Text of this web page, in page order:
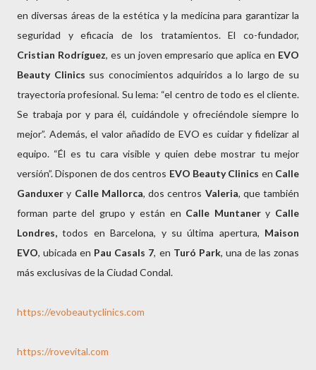
en diversas áreas de la estética y la medicina para garantizar la
seguridad y eficacia de los tratamientos. El co-fundador,
Cristian Rodríguez, es un joven empresario que aplica en EVO
Beauty Clinics sus conocimientos adquiridos a lo largo de su
trayectoria profesional. Su lema: “el centro de todo es el cliente.
Se trabaja por y para él, cuidándole y ofreciéndole siempre lo
mejor”. Además, el valor añadido de EVO es cuidar y fidelizar al
equipo. “Él es tu cara visible y quien debe mostrar tu mejor
versión”. Disponen de dos centros EVO Beauty Clinics en Calle
Ganduxer y Calle Mallorca, dos centros Valeria, que también
forman parte del grupo y están en Calle Muntanery Calle
Londres, todos en Barcelona, y su última apertura, Maison
EVO, ubicada en Pau Casals 7, en Turó Park, una de las zonas
más exclusivas de la Ciudad Condal.
https://evobeautyclinics.com
https://rovevital.com